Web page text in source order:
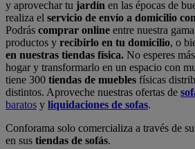
y aprovechar tu jardín en las épocas de
realiza el servicio de envío a domicilio
Podrás comprar online entre nuestra
productos y recibirlo en tu domicilio, o
en nuestras tiendas física. No esperes
hogar y transformarlo en un espacio con
tiene 300 tiendas de muebles físicas
distintos. Aproveche nuestras ofertas de
baratos y liquidaciones de sofas.
Conforama solo comercializa a través de
en sus tiendas de sofás.